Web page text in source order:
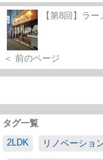
【第8回】ラー
＜ 前のページ
タグ一覧
2LDK
リノベーショ